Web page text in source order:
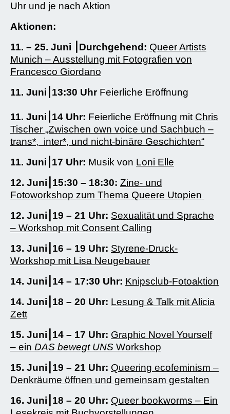
Uhr und je nach Aktion
Aktionen:
11. – 25. Juni ⎮Durchgehend: Queer Artists
Munich – Ausstellung mit Fotografien von
Francesco Giordano
11. Juni⎮13:30 UhrFeierliche Eröffnung
11. Juni⎮14 Uhr: Feierliche Eröffnung mit Chris
Tischer „Zwischen own voice und Sachbuch –
trans*, inter*, und nicht-binäre Geschichten“
11. Juni⎮17 Uhr: Musik von Loni Elle
12. Juni⎮15:30 – 18:30: Zine- und
Fotoworkshop zum Thema Queere Utopien
12. Juni⎮19 – 21 Uhr: Sexualität und Sprache
– Workshop mit Consent Calling
13. Juni⎮16 – 19 Uhr: Styrene-Druck-
Workshop mit Lisa Neugebauer
14. Juni⎮14 – 17:30 Uhr: Knipsclub-Fotoaktion
14. Juni⎮18 – 20 Uhr: Lesung & Talk mit Alicia
Zett
15. Juni⎮14 – 17 Uhr: Graphic Novel Yourself
– ein DAS bewegt UNS Workshop
15. Juni⎮19 – 21 Uhr: Queering ecofeminism –
Denkräume öffnen und gemeinsam gestalten
16. Juni⎮18 – 20 Uhr: Queer bookworms – Ein